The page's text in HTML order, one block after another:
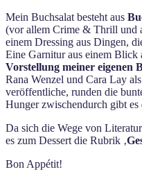
Mein Buchsalat besteht aus
(vor allem Crime & Thrill und
einem Dressing aus Dingen,
Eine Garnitur aus einem Blick
Vorstellung meiner eigenen
Rana Wenzel und Cara Lay
veröffentliche, runden die
Hunger zwischendurch gibt es
Da sich die Wege von
es zum Dessert die Rubrik ‚
Bon Appétit!